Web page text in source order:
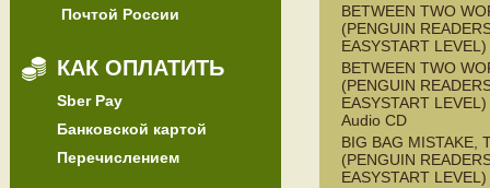
Почтой России
КАК ОПЛАТИТЬ
Sber Pay
Банковской картой
Перечислением
BETWEEN TWO
(PENGUIN
EASYSTART
BETWEEN TWO
(PENGUIN
EASYSTART
Audio CD
BIG BAG MISTAKE,
(PENGUIN
EASYSTART